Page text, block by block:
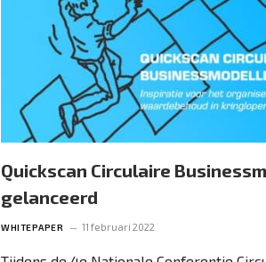
Quickscan Circulaire
gelanceerd
WHITEPAPER 11 februari 2022